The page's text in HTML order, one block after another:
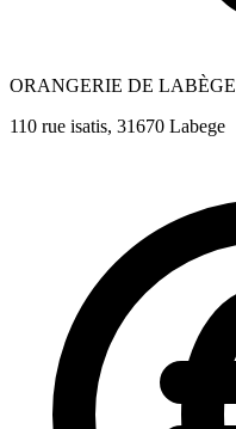
ORANGERIE DE LABÈGE
110 rue isatis, 31670 Labege